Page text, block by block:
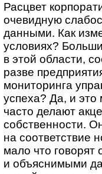
Расцвет
очевидную
данными. Как
условиях?
в этой области,
разве
мониторинга
успеха? Да, и
часто делают
собственности.
на соответствие
мало что
и объяснимыми